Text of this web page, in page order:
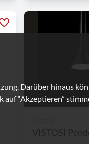
VISTOSI
Darüber hinaus
“Akzeptieren”